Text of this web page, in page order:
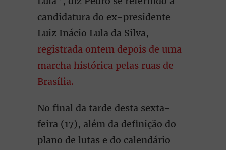
candidatura do ex-presidente
Luiz Inácio Lula da Silva,
registrada ontem depois de uma
marcha histórica pelas ruas de
Brasília.
No final da tarde desta sexta-
feira (17), além da definição do
plano de lutas e do calendário